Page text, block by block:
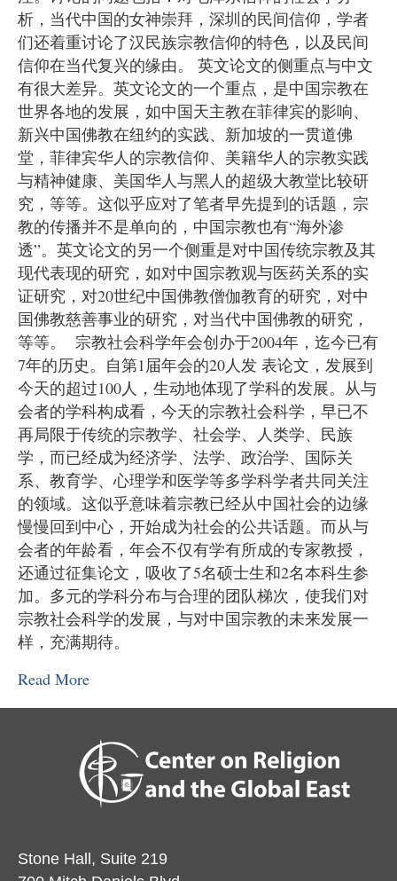
析，当代中国的女神崇拜，深圳的民间信仰，学者
们还着重讨论了汉民族宗教信仰的特色，以及民间
信仰在当代复兴的缘由。 英文论文的侧重点与中文
有很大差异。英文论文的一个重点，是中国宗教在
世界各地的发展，如中国天主教在菲律宾的影响、
新兴中国佛教在纽约的实践、新加坡的一贯道佛
堂，菲律宾华人的宗教信仰、美籍华人的宗教实践
与精神健康、美国华人与黑人的超级大教堂比较研
究，等等。这似乎应对了笔者早先提到的话题，宗
教的传播并不是单向的，中国宗教也有“海外渗
透”。英文论文的另一个侧重是对中国传统宗教及其
现代表现的研究，如对中国宗教观与医药关系的实
证研究，对20世纪中国佛教僧伽教育的研究，对中
国佛教慈善事业的研究，对当代中国佛教的研究，
等等。 宗教社会科学年会创办于2004年，迄今已有
7年的历史。自第1届年会的20人发 表论文，发展到
今天的超过100人，生动地体现了学科的发展。从与
会者的学科构成看，今天的宗教社会科学，早已不
再局限于传统的宗教学、社会学、人类学、民族
学，而已经成为经济学、法学、政治学、国际关
系、教育学、心理学和医学等多学科学者共同关注
的领域。这似乎意味着宗教已经从中国社会的边缘
慢慢回到中心，开始成为社会的公共话题。而从与
会者的年龄看，年会不仅有学有所成的专家教授，
还通过征集论文，吸收了5名硕士生和2名本科生参
加。多元的学科分布与合理的团队梯次，使我们对
宗教社会科学的发展，与对中国宗教的未来发展一
样，充满期待。
Read More
Stone Hall, Suite 219